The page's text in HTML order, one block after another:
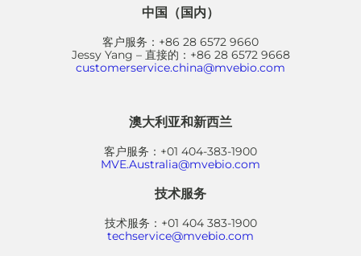
中国（国内）
客户服务：+86 28 6572 9660
Jessy Yang – 直接的：+86 28 6572 9668
customerservice.china@mvebio.com
澳大利亚和新西兰
客户服务：+01 404-383-1900
MVE.Australia@mvebio.com
技术服务
技术服务：+01 404 383-1900
techservice@mvebio.com